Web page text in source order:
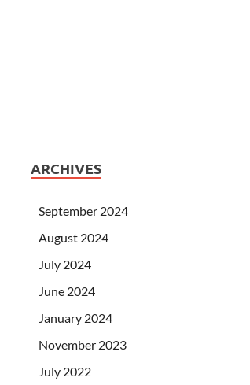
ARCHIVES
September 2024
August 2024
July 2024
June 2024
January 2024
November 2023
July 2022